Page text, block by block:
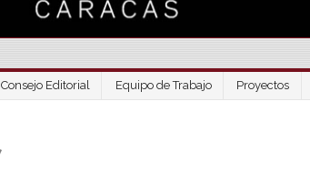
Consejo Editorial Equipo de Trabajo Proyectos